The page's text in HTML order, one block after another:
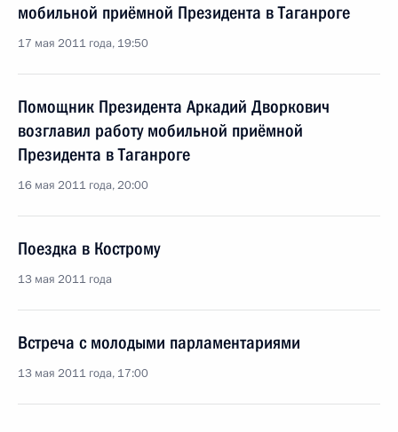
мобильной приёмной Президента в Таганроге
17 мая 2011 года, 19:50
Помощник Президента Аркадий Дворкович
возглавил работу мобильной приёмной
Президента в Таганроге
16 мая 2011 года, 20:00
Поездка в Кострому
13 мая 2011 года
Встреча с молодыми парламентариями
13 мая 2011 года, 17:00